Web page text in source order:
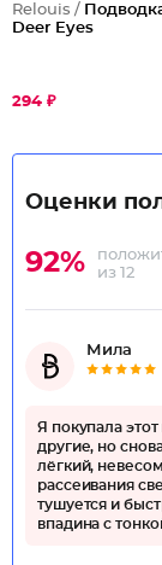
Relouis /
Deer Eyes
294 ₽
Оценки
92%
из 12
Мила
Я покупала
другие, но
лёгкий,
рассеивания
тушуется и
впадина с